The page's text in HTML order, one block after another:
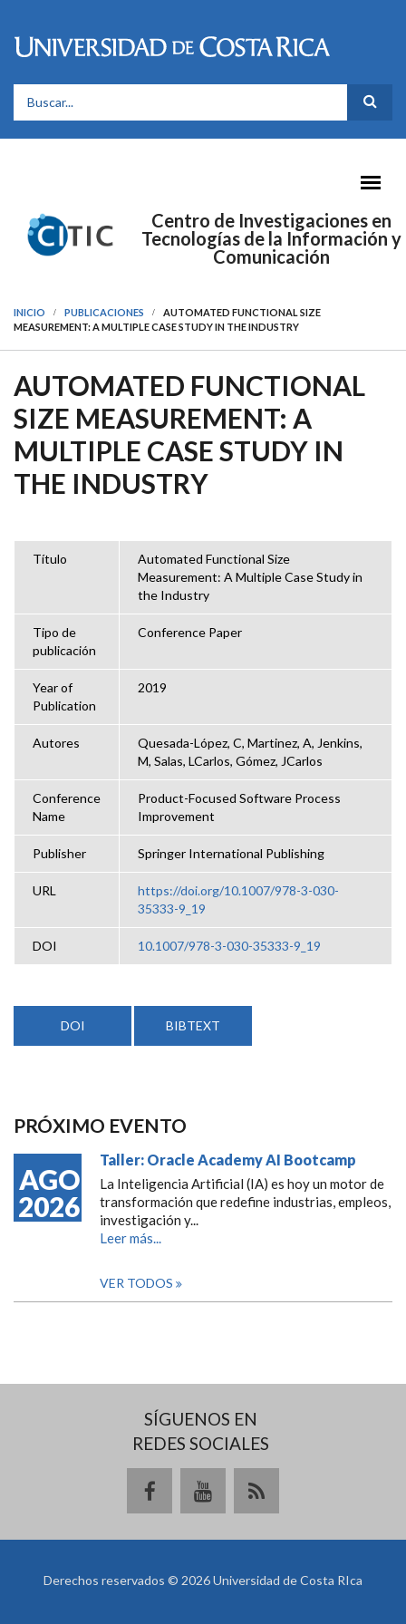
FORMULARIO DE BÚSQUEDA
Centro de Investigaciones en
Tecnologías de la Información y
Comunicación
INICIO PUBLICACIONES
AUTOMATED FUNCTIONAL SIZE
MEASUREMENT: A MULTIPLE CASE STUDY IN THE INDUSTRY
AUTOMATED FUNCTIONAL
SIZE MEASUREMENT: A
MULTIPLE CASE STUDY IN
THE INDUSTRY
Título
Automated Functional Size
Measurement: A Multiple Case Study in
the Industry
Tipo de
publicación
Conference Paper
Year of
Publication
2019
Autores
Quesada-López, C, Martinez, A, Jenkins,
M, Salas, LCarlos, Gómez, JCarlos
Conference
Name
Product-Focused Software Process
Improvement
Publisher Springer International Publishing
URL
https://doi.org/10.1007/978-3-030-
35333-9_19
DOI 10.1007/978-3-030-35333-9_19
DOI BIBTEXT
PRÓXIMO EVENTO
AGO
2026
Taller: Oracle Academy AI Bootcamp
La Inteligencia Artificial (IA) es hoy un motor de
transformación que redefine industrias, empleos,
investigación y...
Leer más...
VER TODOS
SÍGUENOS EN
REDES SOCIALES
Derechos reservados © 2026 Universidad de Costa RIca